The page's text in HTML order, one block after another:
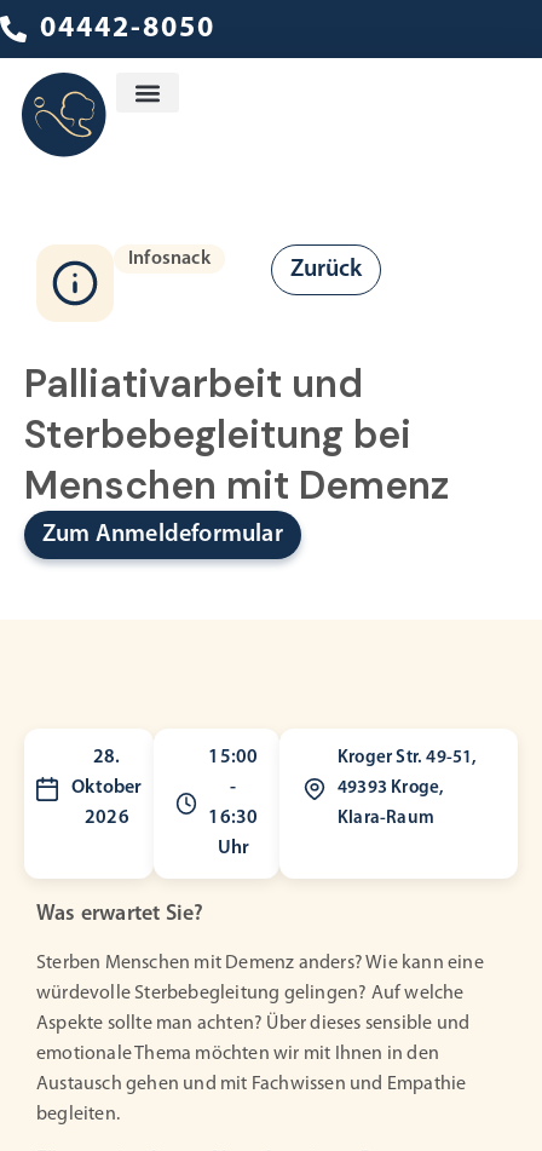
04442-8050
Infosnack Zurück
Palliativarbeit und
Sterbebegleitung bei
Menschen mit Demenz
Zum Anmeldeformular
28.
Oktober
2026
15:00
-
16:30
Uhr
Kroger Str. 49-51,
49393 Kroge,
Klara-Raum
Was erwartet Sie?
Sterben Menschen mit Demenz anders? Wie kann eine
würdevolle Sterbebegleitung gelingen? Auf welche
Aspekte sollte man achten? Über dieses sensible und
emotionale Thema möchten wir mit Ihnen in den
Austausch gehen und mit Fachwissen und Empathie
begleiten.